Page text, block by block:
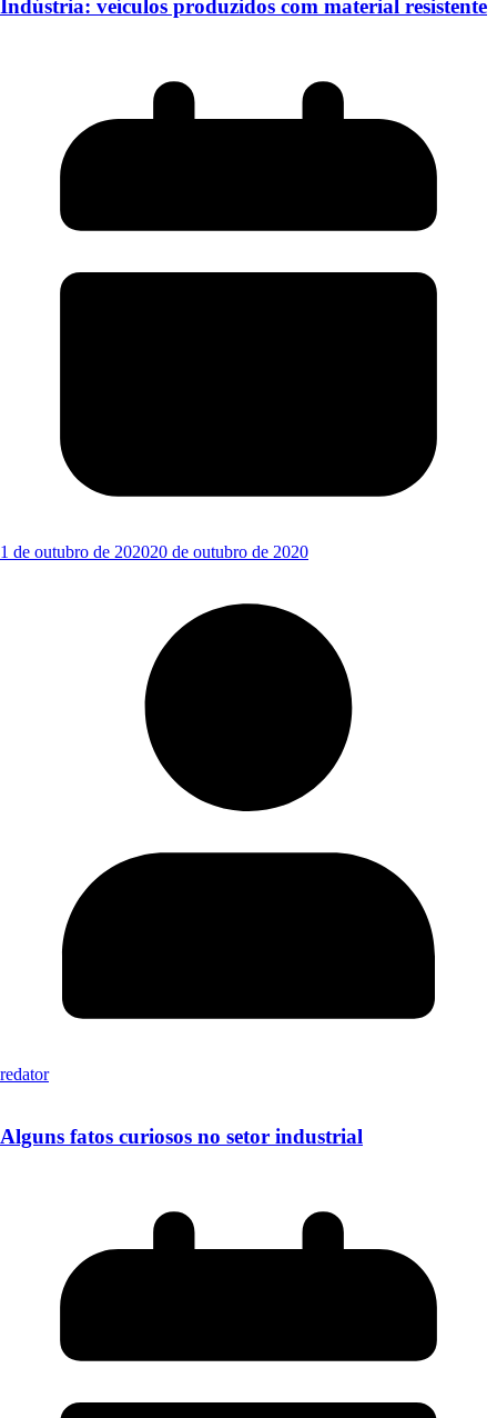
Indústria: veículos produzidos com material resistente
1 de outubro de 202020 de outubro de 2020
redator
Alguns fatos curiosos no setor industrial